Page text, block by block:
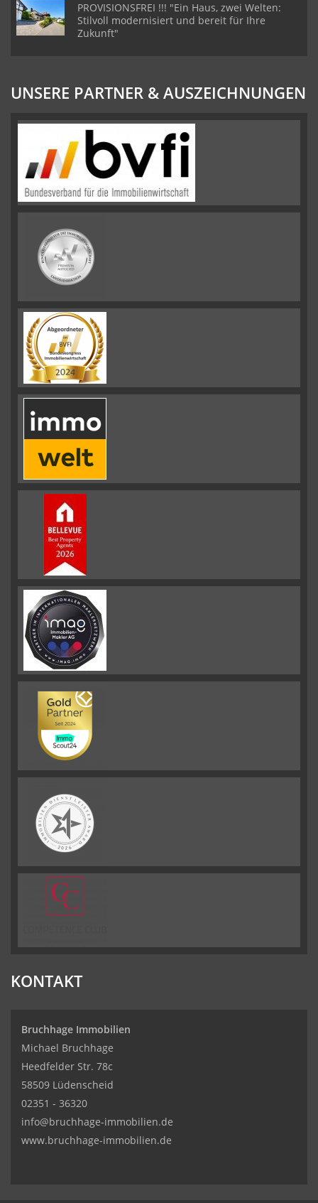
PROVISIONSFREI !!! "Ein Haus, zwei Welten:
Stilvoll modernisiert und bereit für Ihre
Zukunft"
UNSERE PARTNER & AUSZEICHNUNGEN
KONTAKT
Bruchhage Immobilien
Michael Bruchhage
Heedfelder Str. 78c
58509 Lüdenscheid
02351 - 36320
info@bruchhage-immobilien.de
www.bruchhage-immobilien.de